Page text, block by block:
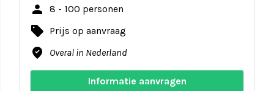
person 8 - 100 personen
local_offer Prijs op aanvraag
where_to_vote Overal in Nederland
Informatie aanvragen